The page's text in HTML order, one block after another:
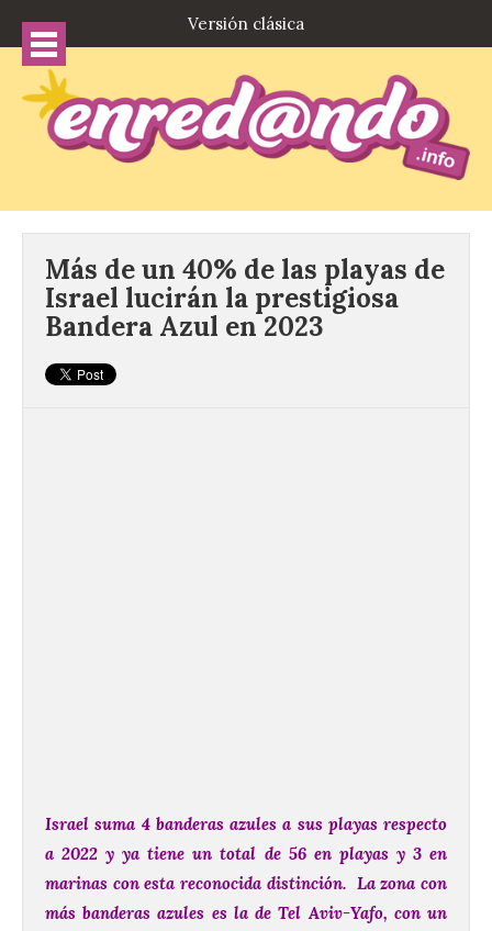
Versión clásica
Más de un 40% de las playas de
Israel lucirán la prestigiosa
Bandera Azul en 2023
Israel suma 4 banderas azules a sus playas respecto
a 2022 y ya tiene un total de 56 en playas y 3 en
marinas con esta reconocida distinción. La zona con
más banderas azules es la de Tel Aviv-Yafo, con un